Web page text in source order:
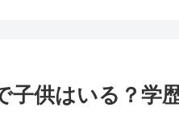
供はいる？学